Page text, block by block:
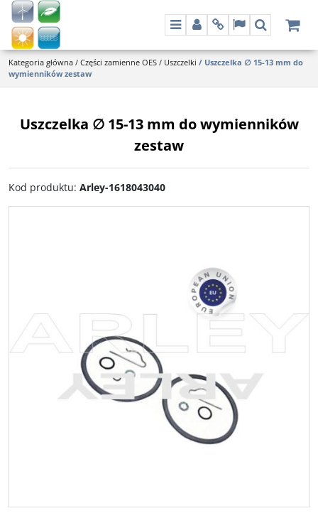
MenuPanelInfoLangSzukaj
Kategoria główna / Części zamienne OES / Uszczelki / Uszczelka ∅ 15-13 mm do
wymienników zestaw
Uszczelka ∅ 15-13 mm do wymienników
zestaw
Kod produktu: Arley-1618043040